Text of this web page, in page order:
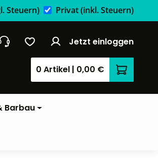
Steuern) Privat(inkl. Steuern)
Jetzt einloggen
0 Artikel | 0,00 €
Barbau